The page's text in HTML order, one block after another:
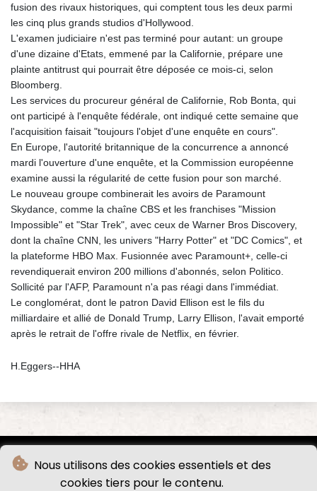
Nous utilisons des cookies essentiels et des
cookies tiers pour le contenu.
fusion des rivaux historiques, qui comptent tous les deux parmi
les cinq plus grands studios d'Hollywood.
L'examen judiciaire n'est pas terminé pour autant: un groupe
d'une dizaine d'Etats, emmené par la Californie, prépare une
plainte antitrust qui pourrait être déposée ce mois-ci, selon
Bloomberg.
Les services du procureur général de Californie, Rob Bonta, qui
ont participé à l'enquête fédérale, ont indiqué cette semaine que
l'acquisition faisait "toujours l'objet d'une enquête en cours".
En Europe, l'autorité britannique de la concurrence a annoncé
mardi l'ouverture d'une enquête, et la Commission européenne
examine aussi la régularité de cette fusion pour son marché.
Le nouveau groupe combinerait les avoirs de Paramount
Skydance, comme la chaîne CBS et les franchises "Mission
Impossible" et "Star Trek", avec ceux de Warner Bros Discovery,
dont la chaîne CNN, les univers "Harry Potter" et "DC Comics", et
la plateforme HBO Max. Fusionnée avec Paramount+, celle-ci
revendiquerait environ 200 millions d'abonnés, selon Politico.
Sollicité par l'AFP, Paramount n'a pas réagi dans l'immédiat.
Le conglomérat, dont le patron David Ellison est le fils du
milliardaire et allié de Donald Trump, Larry Ellison, l'avait emporté
après le retrait de l'offre rivale de Netflix, en février.
H.Eggers--HHA